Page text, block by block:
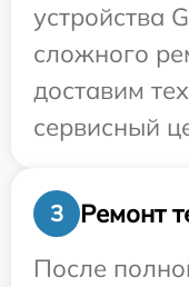
устройства
сложного
доставим
сервисный
3
Ремонт
После